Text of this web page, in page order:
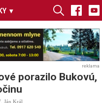
▾
reklama
porazilo Bukovú,
Ján Král